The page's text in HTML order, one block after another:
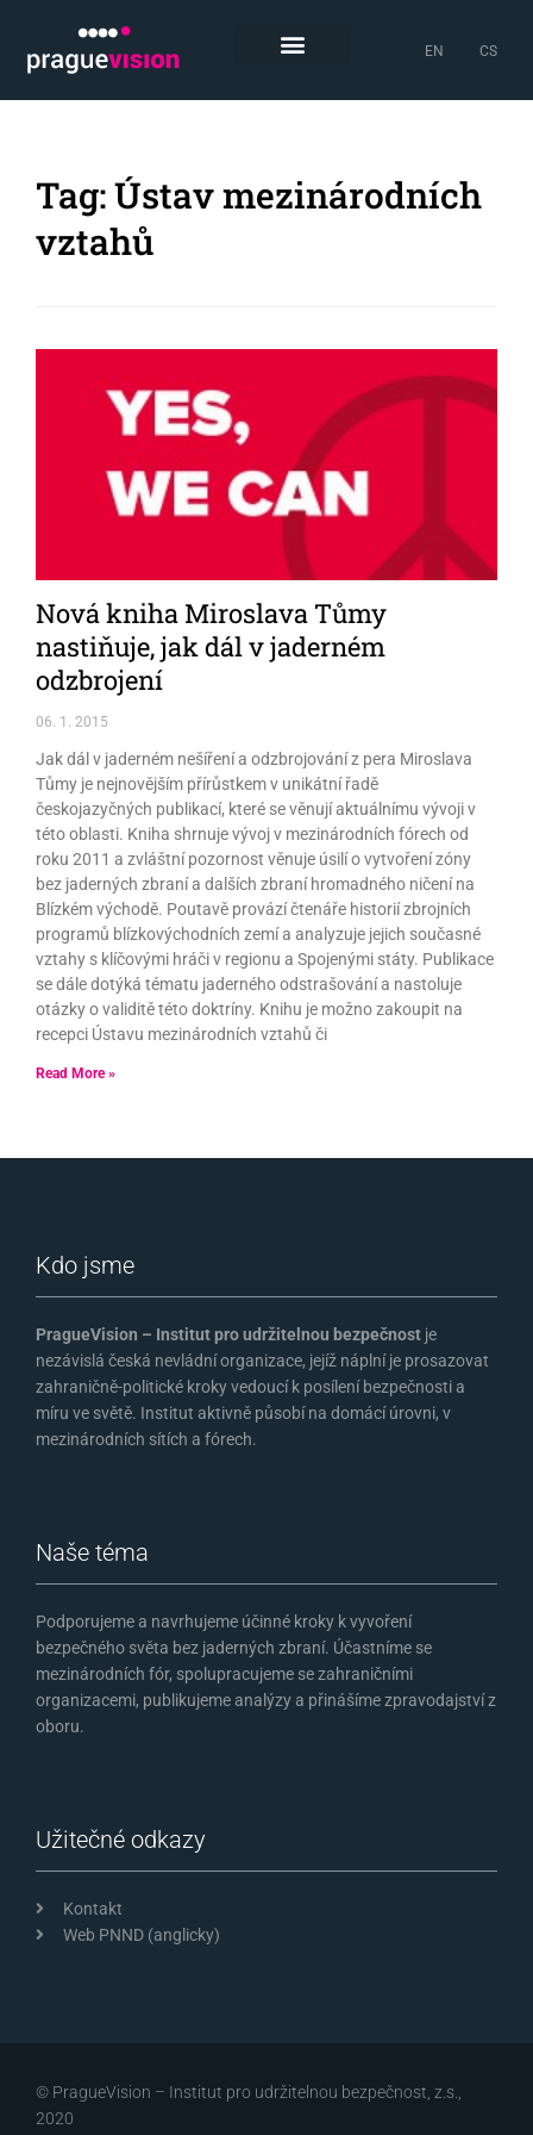
EN CS
Tag: Ústav mezinárodních
vztahů
Nová kniha Miroslava Tůmy
nastiňuje, jak dál v jaderném
odzbrojení
06. 1. 2015
Jak dál v jaderném nešíření a odzbrojování z pera Miroslava
Tůmy je nejnovějším přírůstkem v unikátní řadě
českojazyčných publikací, které se věnují aktuálnímu vývoji v
této oblasti. Kniha shrnuje vývoj v mezinárodních fórech od
roku 2011 a zvláštní pozornost věnuje úsilí o vytvoření zóny
bez jaderných zbraní a dalších zbraní hromadného ničení na
Blízkém východě. Poutavě provází čtenáře historií zbrojních
programů blízkovýchodních zemí a analyzuje jejich současné
vztahy s klíčovými hráči v regionu a Spojenými státy. Publikace
se dále dotýká tématu jaderného odstrašování a nastoluje
otázky o validitě této doktríny. Knihu je možno zakoupit na
recepci Ústavu mezinárodních vztahů či
Read More »
Kdo jsme
PragueVision – Institut pro udržitelnou bezpečnost je
nezávislá česká nevládní organizace, jejíž náplní je prosazovat
zahraničně-politické kroky vedoucí k posílení bezpečnosti a
míru ve světě. Institut aktivně působí na domácí úrovni, v
mezinárodních sítích a fórech.
Naše téma
Podporujeme a navrhujeme účinné kroky k vyvoření
bezpečného světa bez jaderných zbraní. Účastníme se
mezinárodních fór, spolupracujeme se zahraničními
organizacemi, publikujeme analýzy a přinášíme zpravodajství z
oboru.
Užitečné odkazy
Kontakt
Web PNND (anglicky)
© PragueVision – Institut pro udržitelnou bezpečnost, z.s.,
2020